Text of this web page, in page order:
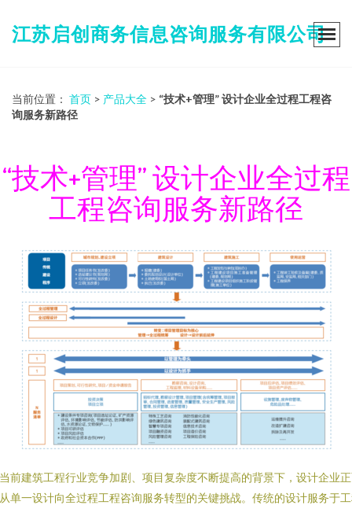
江苏启创商务信息咨询服务有限公司
当前位置： 首页 > 产品大全 > “技术+管理” 设计企业全过程工程咨
询服务新路径
“技术+管理” 设计企业全过程
工程咨询服务新路径
前建筑工程行业竞争加剧、项目复杂度不断提高的背景下，设计企业
单一设计向全过程工程咨询服务转型的关键挑战。传统的设计服务于